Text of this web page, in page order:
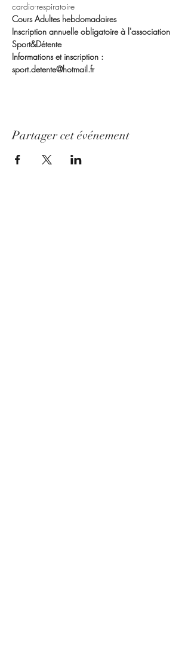
cardio-respiratoire
Cours Adultes hebdomadaires
Inscription annuelle obligatoire à l'association
Sport&Détente
Informations et inscription :
sport.detente@hotmail.fr
Partager cet événement